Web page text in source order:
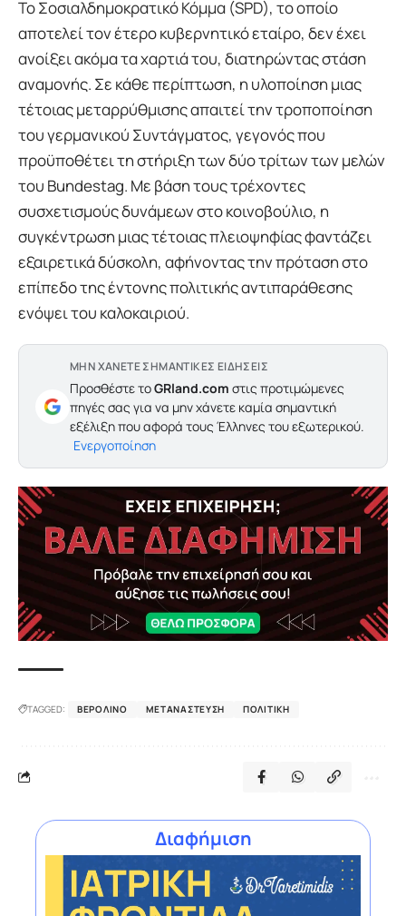
Το Σοσιαλδημοκρατικό Κόμμα (SPD), το οποίο
αποτελεί τον έτερο κυβερνητικό εταίρο, δεν έχει
ανοίξει ακόμα τα χαρτιά του, διατηρώντας στάση
αναμονής. Σε κάθε περίπτωση, η υλοποίηση μιας
τέτοιας μεταρρύθμισης απαιτεί την τροποποίηση
του γερμανικού Συντάγματος, γεγονός που
προϋποθέτει τη στήριξη των δύο τρίτων των μελών
του Bundestag. Με βάση τους τρέχοντες
συσχετισμούς δυνάμεων στο κοινοβούλιο, η
συγκέντρωση μιας τέτοιας πλειοψηφίας φαντάζει
εξαιρετικά δύσκολη, αφήνοντας την πρόταση στο
επίπεδο της έντονης πολιτικής αντιπαράθεσης
ενόψει του καλοκαιριού.
ΜΗΝ ΧΑΝΕΤΕ ΣΗΜΑΝΤΙΚΕΣ ΕΙΔΗΣΕΙΣ
Προσθέστε τοGRland.com στις προτιμώμενες
πηγές σας για να μην χάνετε καμία σημαντική
εξέλιξη που αφορά τους Έλληνες του εξωτερικού.
Ενεργοποίηση
TAGGED: ΒΕΡΟΛΊΝΟ ΜΕΤΑΝΆΣΤΕΥΣΗ ΠΟΛΙΤΙΚΉ
Διαφήμιση